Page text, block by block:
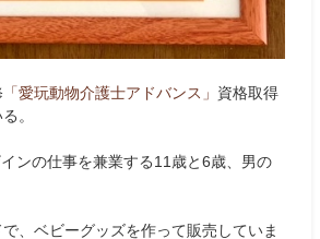
「愛玩動物介護士アドバンス」 資格取得
。
ンの仕事を兼業する11歳と6歳、男の
、ベビーグッズを作って販売していま